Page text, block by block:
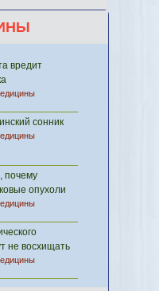
вредит
сонник
почему
опухоли
не восхищать